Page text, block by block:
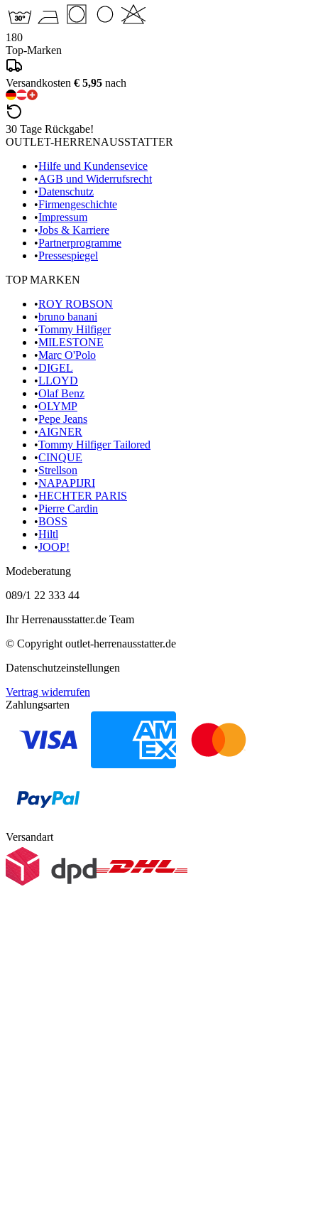
180
Top-Marken
Versandkosten € 5,95 nach
30 Tage Rückgabe!
OUTLET-HERRENAUSSTATTER
•Hilfe und Kundensevice
•AGB und Widerrufsrecht
•Datenschutz
•Firmengeschichte
•Impressum
•Jobs & Karriere
•Partnerprogramme
•Pressespiegel
TOP MARKEN
•ROY ROBSON
•bruno banani
•Tommy Hilfiger
•MILESTONE
•Marc O'Polo
•DIGEL
•LLOYD
•Olaf Benz
•OLYMP
•Pepe Jeans
•AIGNER
•Tommy Hilfiger Tailored
•CINQUE
•Strellson
•NAPAPIJRI
•HECHTER PARIS
•Pierre Cardin
•BOSS
•Hiltl
•JOOP!
Modeberatung
089/1 22 333 44
Ihr Herrenausstatter.de Team
© Copyright outlet-herrenausstatter.de
Datenschutzeinstellungen
Vertrag widerrufen
Zahlungsarten
Versandart